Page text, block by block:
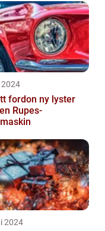
2024
fordon ny lyster
Rupes-
2024